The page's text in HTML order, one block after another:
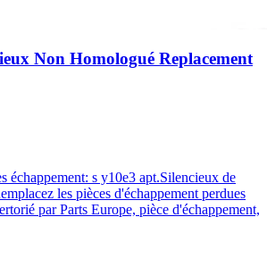
Non Homologué Replacement
échappement: s y10e3 apt.Silencieux de
les pièces d'échappement perdues
par Parts Europe, pièce d'échappement,